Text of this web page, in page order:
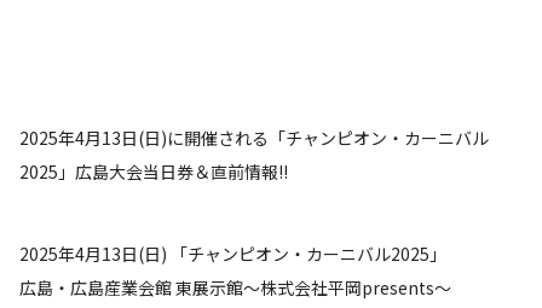
2025年4月13日(日)に開催される「チャンピオン・カーニバル
2025」広島大会当日券＆直前情報!!
2025年4月13日(日) 「チャンピオン・カーニバル2025」
広島・広島産業会館 東展示館～株式会社平岡presents～